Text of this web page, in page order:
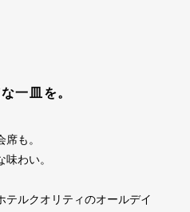
一皿を。
も。
わい。
テルクオリティのオールデイ